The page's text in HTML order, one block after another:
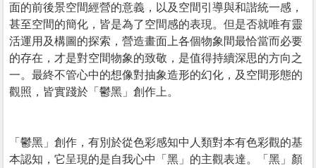
面的前後景空間經營的意義，以及空間引導與和諧統一感，
甚至空間的簡化，皆是為了空間感的表現。但是否就唯有靈
活運用及構圖的探索，營造畫面上各個物象間最恰當而必要
的存在，才是對空間物象的致敬，是值得持續深思的方向之
一。最終不管心中的想像對抽象造形的幻化，及空間形態的
觀照，皆實踐於「鬱黑」創作上。
「鬱黑」創作，有別於從色彩感知中人類對本有色彩觀的基
本認知，它呈現的是自我心中「黑」的主觀表達。「黑」顏